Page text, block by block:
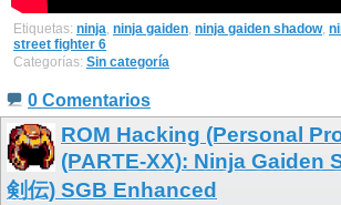
Etiquetas: ninja, ninja gaiden, ninja gaiden shadow,
street fighter 6
Categorías: Sin categoría
0 Comentarios
ROM Hacking (Personal
(PARTE-XX): Ninja Gaiden
剣伝) SGB Enhanced